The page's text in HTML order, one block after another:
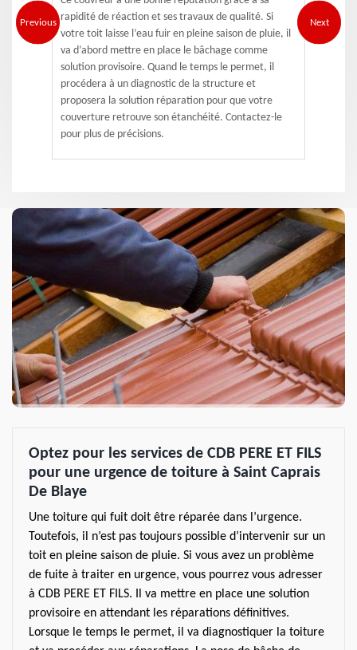
Previous rapidité de réaction et ses travaux de qualité. Si
votre toit laisse l’eau fuir en pleine saison de pluie, il
va d’abord mettre en place le bâchage comme
solution provisoire. Quand le temps le permet, il
procédera à un diagnostic de la structure et
proposera la solution réparation pour que votre
couverture retrouve son étanchéité. Contactez-le
pour plus de précisions.
Next
Optez pour les services de CDB PERE ET FILS
pour une urgence de toiture à Saint Caprais
De Blaye
Une toiture qui fuit doit être réparée dans l’urgence.
Toutefois, il n’est pas toujours possible d’intervenir sur un
toit en pleine saison de pluie. Si vous avez un problème
de fuite à traiter en urgence, vous pourrez vous adresser
à CDB PERE ET FILS. Il va mettre en place une solution
provisoire en attendant les réparations définitives.
Lorsque le temps le permet, il va diagnostiquer la toiture